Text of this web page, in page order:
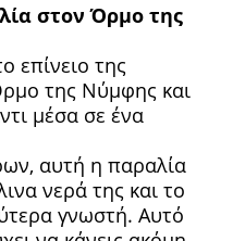
στον Όρμο της
επίνειο της
της Νύμφης και
μέσα σε ένα
αυτή η παραλία
νερά της και το
γνωστή. Αυτό